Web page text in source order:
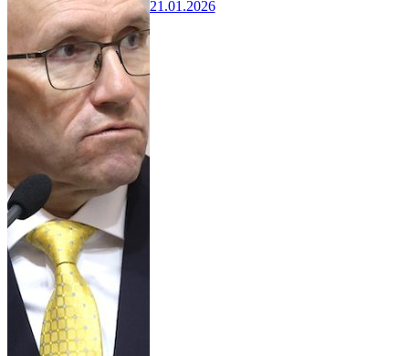
21.01.2026